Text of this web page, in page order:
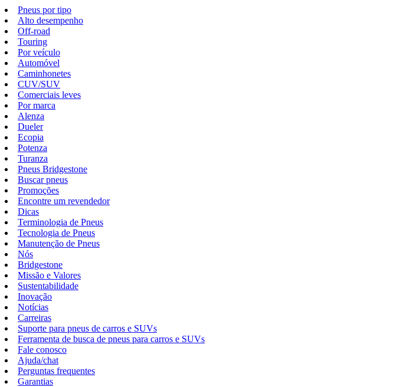
Pneus por tipo
Alto desempenho
Off-road
Touring
Por veículo
Automóvel
Caminhonetes
CUV/SUV
Comerciais leves
Por marca
Alenza
Dueler
Ecopia
Potenza
Turanza
Pneus Bridgestone
Buscar pneus
Promoções
Encontre um revendedor
Dicas
Terminologia de Pneus
Tecnologia de Pneus
Manutenção de Pneus
Nós
Bridgestone
Missão e Valores
Sustentabilidade
Inovação
Notícias
Carreiras
Suporte para pneus de carros e SUVs
Ferramenta de busca de pneus para carros e SUVs
Fale conosco
Ajuda/chat
Perguntas frequentes
Garantias